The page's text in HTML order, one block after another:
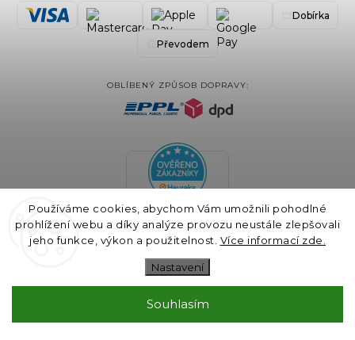
Používáme cookies, abychom Vám umožnili pohodlné
prohlížení webu a díky analýze provozu neustále zlepšovali
jeho funkce, výkon a použitelnost. Více informací zde.
Nastavení
Souhlasím
Dobírka
Převodem
OBLÍBENÝ ZPŮSOB DOPRAVY:
COPYRIGHT 2024 BLAIRE.CZ VŠECHNA PRÁVA VYHRAZENA